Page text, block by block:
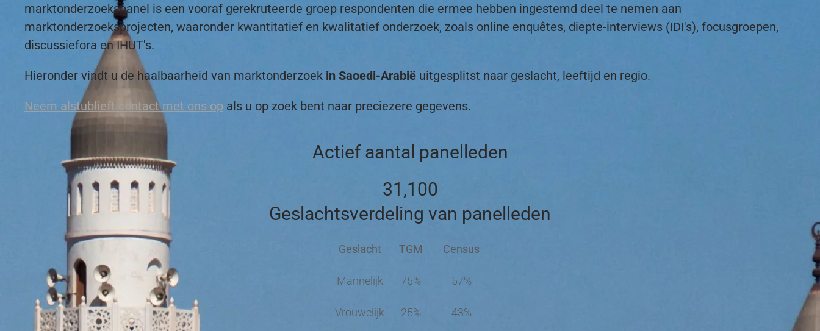
marktonderzoekspanel is een vooraf gerekruteerde groep respondenten die ermee hebben ingestemd deel te nemen aan
marktonderzoeksprojecten, waaronder kwantitatief en kwalitatief onderzoek, zoals online enquêtes, diepte-interviews (IDI's), focusgroepen,
discussiefora en IHUT's.
Hieronder vindt u de haalbaarheid van marktonderzoek in Saoedi-Arabië uitgesplitst naar geslacht, leeftijd en regio.
Neem alstublieft contact met ons op als u op zoek bent naar preciezere gegevens.
Actief aantal panelleden
31,100
Geslachtsverdeling van panelleden
Geslacht TGM Census
Mannelijk 75% 57%
Vrouwelijk 25% 43%